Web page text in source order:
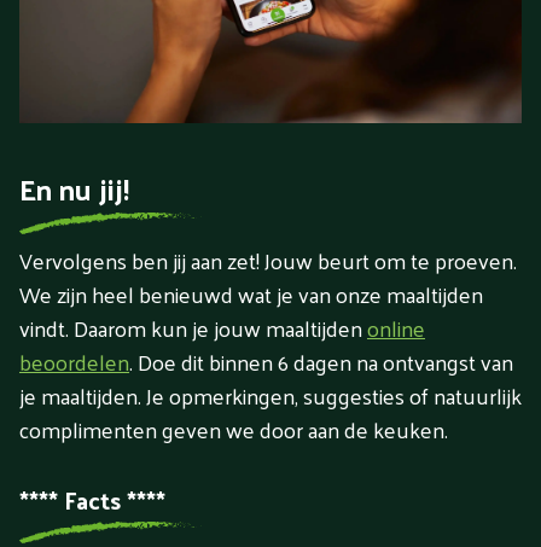
En nu jij!
Vervolgens ben jij aan zet! Jouw beurt om te proeven.
We zijn heel benieuwd wat je van onze maaltijden
vindt. Daarom kun je jouw maaltijdenonline
beoordelen. Doe dit binnen 6 dagen na ontvangst van
je maaltijden. Je opmerkingen, suggesties of natuurlijk
complimenten geven we door aan de keuken.
**** Facts ****